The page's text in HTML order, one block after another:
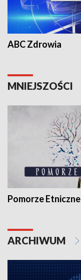
ABC Zdrowia
MNIEJSZOŚCI
Pomorze Etniczne
ARCHIWUM